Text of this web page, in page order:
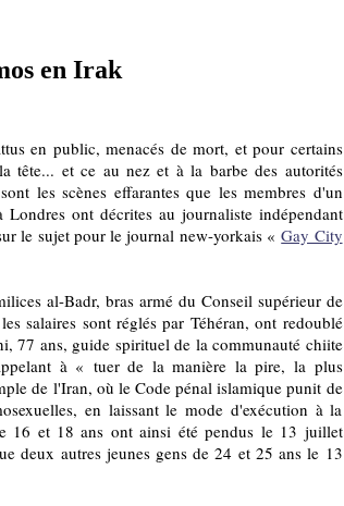
en Irak
en public, menacés de mort, et pour certains
tête... et ce au nez et à la barbe des autorités
les scènes effarantes que les membres d'un
ont décrites au journaliste indépendant
le sujet pour le journal new-yorkais «Gay City
al-Badr, bras armé du Conseil supérieur de
salaires sont réglés par Téhéran, ont redoublé
77 ans, guide spirituel de la communauté chiite
à « tuer de la manière la pire, la plus
de l'Iran, où le Code pénal islamique punit de
en laissant le mode d'exécution à la
16 et 18 ans ont ainsi été pendus le 13 juillet
deux autres jeunes gens de 24 et 25 ans le 13